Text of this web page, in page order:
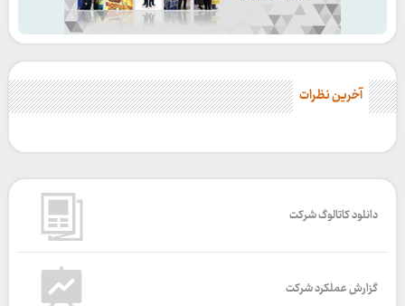
آخرین نظرات
دانلود کاتالوگ شرکت
گزارش عملکرد شرکت